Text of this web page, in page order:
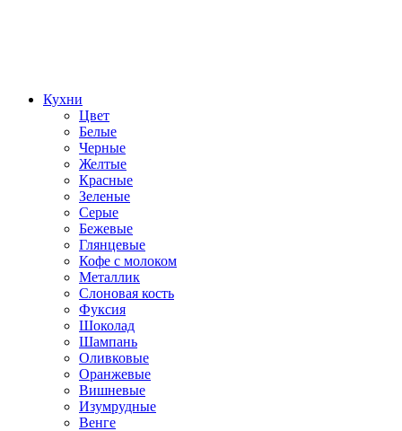
Кухни
Цвет
Белые
Черные
Желтые
Красные
Зеленые
Серые
Бежевые
Глянцевые
Кофе с молоком
Металлик
Слоновая кость
Фуксия
Шоколад
Шампань
Оливковые
Оранжевые
Вишневые
Изумрудные
Венге